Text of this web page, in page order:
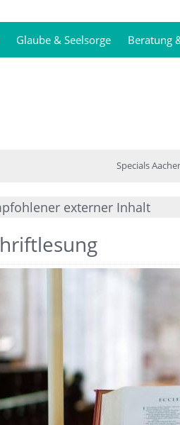
Glaube & Seelsorge Beratung
Specials
externer Inhalt